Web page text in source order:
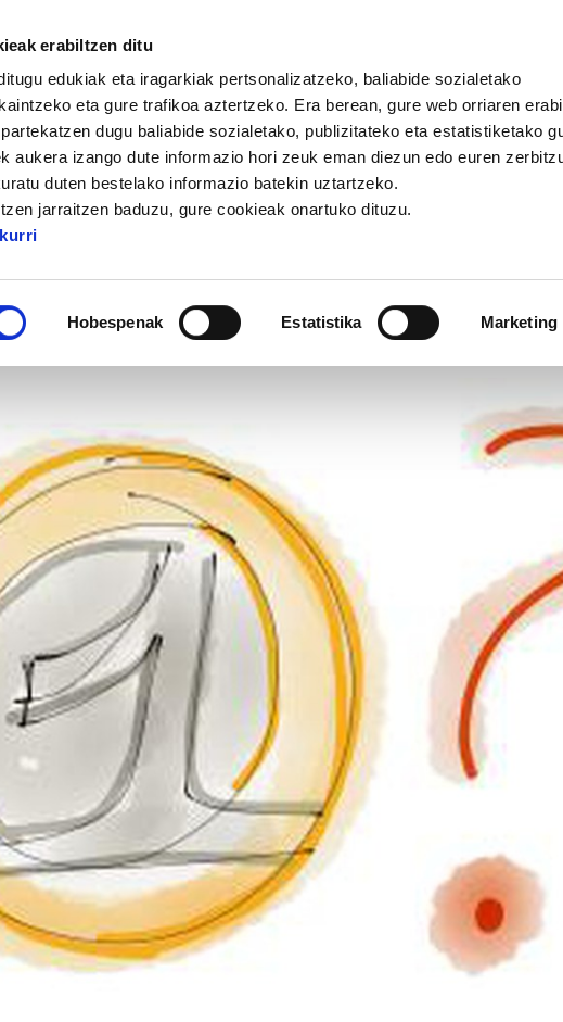
erabiltzen ditu
edukiak eta iragarkiak pertsonalizatzeko, baliabide sozialetako
eta gure trafikoa aztertzeko. Era berean, gure web orriaren
dugu baliabide sozialetako, publizitateko eta estatistiketako
aukera izango dute informazio hori zeuk eman diezun edo euren
duten bestelako informazio batekin uztartzeko.
jarraitzen baduzu, gure cookieak onartuko dituzu.
Hobespenak Estatistika Marketing
lokalak: dirua birpentsatuz
lokalak: dirua